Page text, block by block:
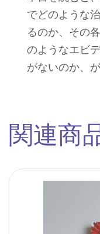
でどのような
るのか、その
のようなエビ
がないのか、
関連商